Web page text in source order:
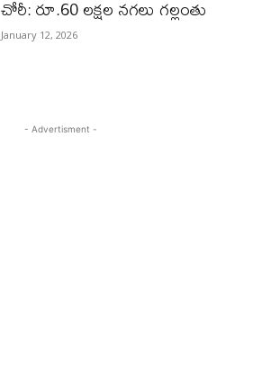
చోరీ: రూ.60 లక్షల నగలు గల్లంతు
January 12, 2026
- Advertisment -